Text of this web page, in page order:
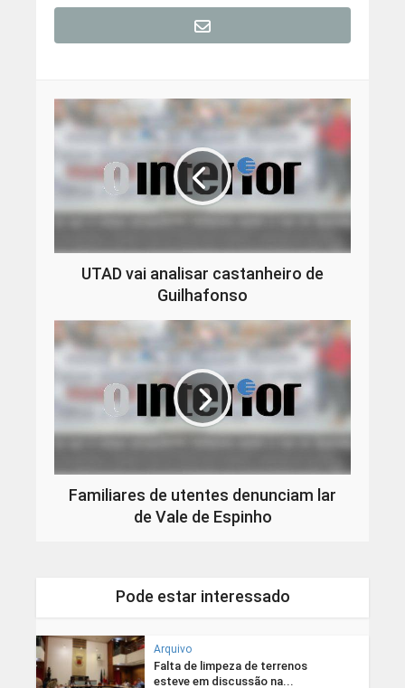
UTAD vai analisar castanheiro de
Guilhafonso
Familiares de utentes denunciam lar
de Vale de Espinho
Pode estar interessado
Arquivo
Falta de limpeza de terrenos
esteve em discussão na...